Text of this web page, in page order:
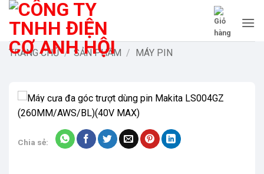
Bỏ
qua
dungTRANG CHỦ / SẢN PHẨM / MÁY PIN
-9%
Chia sẻ: